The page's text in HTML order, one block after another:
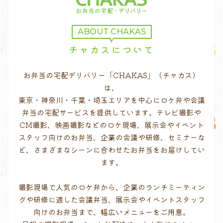
ABOUT CHAKAS
チャカスについて
お弁当の宅配デリバリー「CHAKAS」（チャカス）
は、
東京・神奈川・千葉・埼玉エリアを中心にロケ弁や会議
弁当の宅配サービスを提供しています。テレビ撮影や
CM撮影、映画撮影などのロケ現場、展示会やイベント
スタッフ向けのお弁当、企業の会議や研修、セミナーな
ど、さまざまなシーンに合わせたお弁当をお届けしてい
ます。
撮影現場で人気のロケ弁から、企業のランチミーティン
グや研修に適した会議弁当、展示会やイベントスタッフ
向けのお弁当まで、幅広いメニューをご用意。